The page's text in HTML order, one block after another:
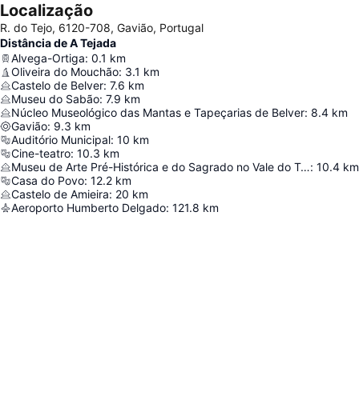
Localização
R. do Tejo, 6120-708, Gavião, Portugal
Distância de A Tejada
Alvega-Ortiga: 0.1 km
Oliveira do Mouchão: 3.1 km
Castelo de Belver: 7.6 km
Museu do Sabão: 7.9 km
Núcleo Museológico das Mantas e Tapeçarias de Belver: 8.4 km
Gavião: 9.3 km
Auditório Municipal: 10 km
Cine-teatro: 10.3 km
Museu de Arte Pré-Histórica e do Sagrado no Vale do Tejo: 10.4 km
Casa do Povo: 12.2 km
Castelo de Amieira: 20 km
Aeroporto Humberto Delgado: 121.8 km